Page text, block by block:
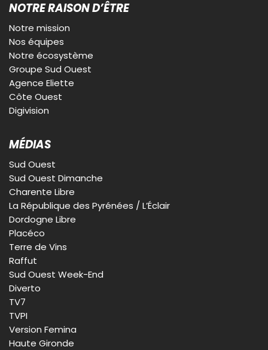
NOTRE RAISON D’ÊTRE
Notre mission
Nos équipes
Notre écosystème
Groupe Sud Ouest
Agence Eliette
Côte Ouest
Digivision
MÉDIAS
Sud Ouest
Sud Ouest Dimanche
Charente Libre
La République des Pyrénées / L’Éclair
Dordogne Libre
Placéco
Terre de Vins
Raffut
Sud Ouest Week-End
Diverto
TV7
TVPI
Version Femina
Haute Gironde